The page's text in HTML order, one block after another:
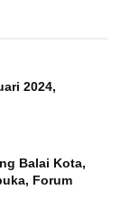
2024,
Balai Kota,
Forum